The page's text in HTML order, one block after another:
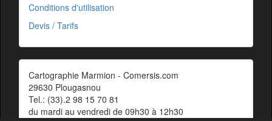
Conditions d'utilisation
Devis / Tarifs
Cartographie Marmion - Comersis.com
29630 Plougasnou
Tel.: (33).2 98 15 70 81
du mardi au vendredi de 09h30 à 12h30